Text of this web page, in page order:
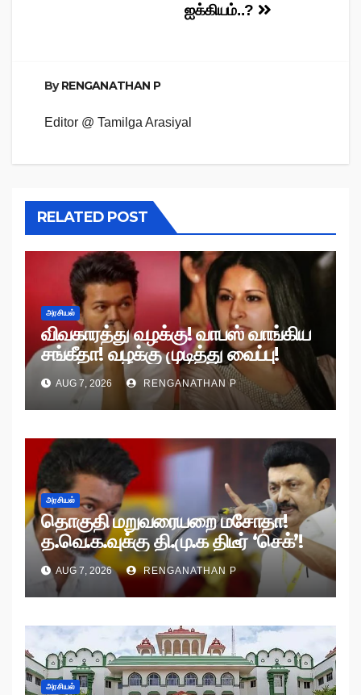
ஐக்கியம்..?
ByRENGANATHAN P
Editor @ Tamilga Arasiyal
RELATED POST
அரசியல்
விவகாரத்து வழக்கு! வாபஸ் வாங்கிய
சங்கீதா! வழக்கு முடித்து வைப்பு!
AUG 7, 2026 RENGANATHAN P
அரசியல்
தொகுதி மறுவரையறை மசோதா!
த.வெ.க.வுக்கு தி.மு.க திடீர் ‘செக்’!
AUG 7, 2026 RENGANATHAN P
அரசியல்